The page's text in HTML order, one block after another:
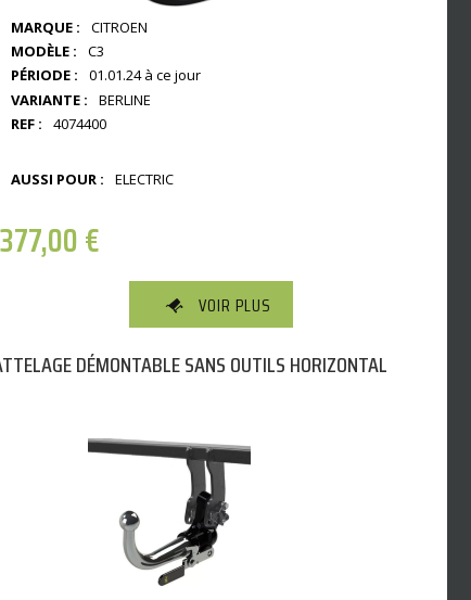
MARQUE :
CITROEN
MODÈLE :
C3
PÉRIODE :
01.01.24 à ce jour
VARIANTE :
BERLINE
REF :
4074400
AUSSI POUR : ELECTRIC
377,00€
VOIR PLUS
DÉMONTABLE SANS OUTILS HORIZONTAL